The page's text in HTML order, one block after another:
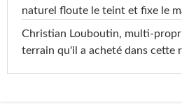
naturel floute le teint et fixe le
Christian Louboutin, multi-
terrain qu'il a acheté dans cette